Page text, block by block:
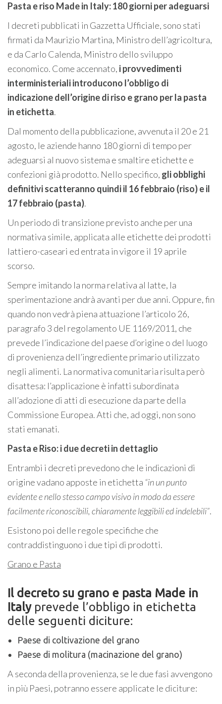
Pasta e riso Made in Italy: 180 giorni per adeguarsi
I decreti pubblicati in Gazzetta Ufficiale, sono stati
firmati da Maurizio Martina, Ministro dell’agricoltura,
e da Carlo Calenda, Ministro dello sviluppo
economico. Come accennato, i provvedimenti
interministeriali introducono l’obbligo di
indicazione dell’origine di riso e grano per la pasta
in etichetta.
Dal momento della pubblicazione, avvenuta il 20 e 21
agosto, le aziende hanno 180 giorni di tempo per
adeguarsi al nuovo sistema e smaltire etichette e
confezioni già prodotto. Nello specifico, gli obblighi
definitivi scatteranno quindi il 16 febbraio (riso) e il
17 febbraio (pasta).
Un periodo di transizione previsto anche per una
normativa simile, applicata alle etichette dei prodotti
lattiero-caseari ed entrata in vigore il 19 aprile
scorso.
Sempre imitando la norma relativa al latte, la
sperimentazione andrà avanti per due anni. Oppure, fin
quando non vedrà piena attuazione l’articolo 26,
paragrafo 3 del regolamento UE 1169/2011, che
prevede l’indicazione del paese d’origine o del luogo
di provenienza dell’ingrediente primario utilizzato
negli alimenti. La normativa comunitaria risulta però
disattesa: l’applicazione è infatti subordinata
all’adozione di atti di esecuzione da parte della
Commissione Europea. Atti che, ad oggi, non sono
stati emanati.
Pasta e Riso: i due decreti in dettaglio
Entrambi i decreti prevedono che le indicazioni di
origine vadano apposte in etichetta “in un punto
evidente e nello stesso campo visivo in modo da essere
facilmente riconoscibili, chiaramente leggibili ed indelebili”.
Esistono poi delle regole specifiche che
contraddistinguono i due tipi di prodotti.
Grano e Pasta
Il decreto su grano e pasta Made in
Italy prevede l’obbligo in etichetta
delle seguenti diciture:
Paese di coltivazione del grano
Paese di molitura (macinazione del grano)
A seconda della provenienza, se le due fasi avvengono
in più Paesi, potranno essere applicate le diciture: